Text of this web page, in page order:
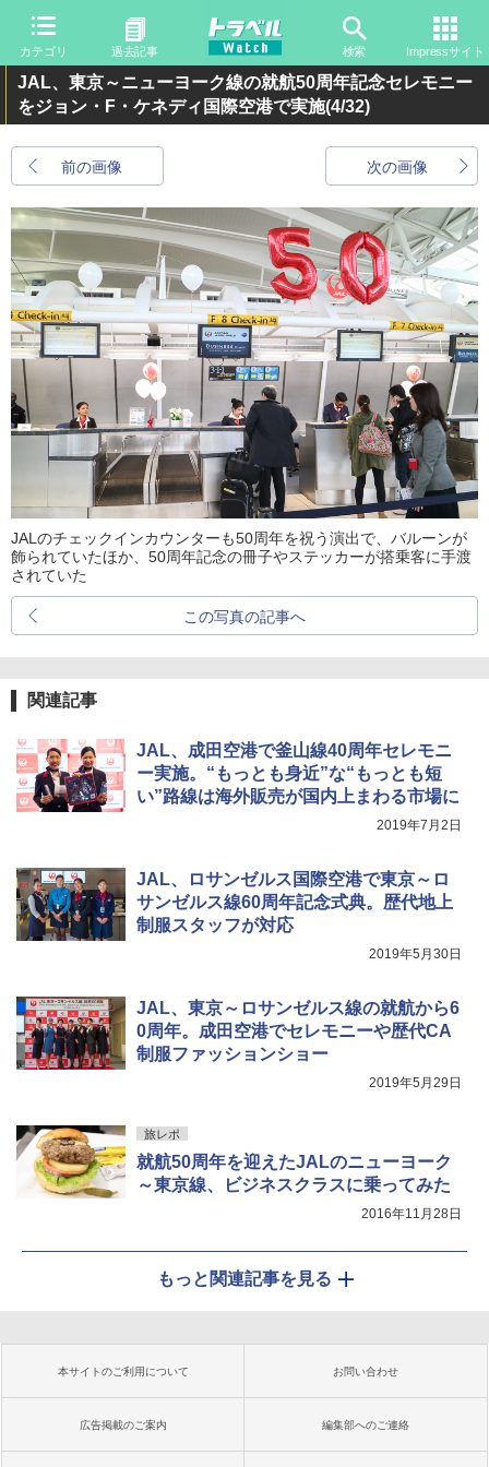
カテゴリ 過去記事 検索 Impressサイト
JAL、東京～ニューヨーク線の就航50周年記念セレモニー
をジョン・F・ケネディ国際空港で実施(4/32)
前の画像 次の画像
JALのチェックインカウンターも50周年を祝う演出で、バルーンが
飾られていたほか、50周年記念の冊子やステッカーが搭乗客に手渡
されていた
この写真の記事へ
関連記事
JAL、成田空港で釜山線40周年セレモニ
ー実施。“もっとも身近”な“もっとも短
い”路線は海外販売が国内上まわる市場に
2019年7月2日
JAL、ロサンゼルス国際空港で東京～ロ
サンゼルス線60周年記念式典。歴代地上
制服スタッフが対応
2019年5月30日
JAL、東京～ロサンゼルス線の就航から6
0周年。成田空港でセレモニーや歴代CA
制服ファッションショー
2019年5月29日
旅レポ
就航50周年を迎えたJALのニューヨーク
～東京線、ビジネスクラスに乗ってみた
2016年11月28日
もっと関連記事を見る
本サイトのご利用について お問い合わせ
広告掲載のご案内 編集部へのご連絡